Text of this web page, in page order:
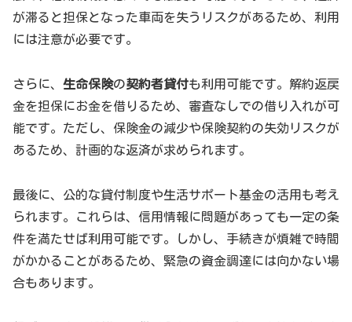
が滞ると担保となった車両を失うリスクがあるため、利用
には注意が必要です。
さらに、 生命保険の契約者貸付も利用可能です。解約返戻
金を担保にお金を借りるため、審査なしでの借り入れが可
能です。ただし、保険金の減少や保険契約の失効リスクが
あるため、計画的な返済が求められます。
最後に、公的な貸付制度や生活サポート基金の活用も考え
られます。これらは、信用情報に問題があっても一定の条
件を満たせば利用可能です。しかし、手続きが煩雑で時間
がかかることがあるため、緊急の資金調達には向かない場
合もあります。